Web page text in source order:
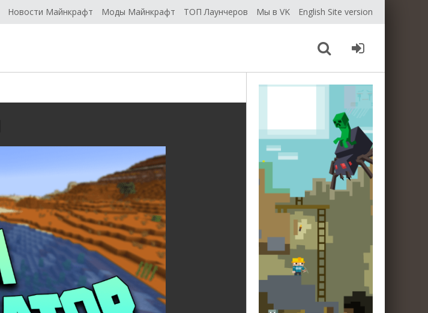
Новости Майнкрафт Моды Майнкрафт ТОП Лаунчеров Мы в VK English Site version